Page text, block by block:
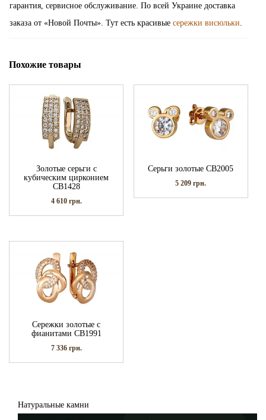
гарантия, сервисное обслуживание. По всей Украине доставка
заказа от «Новой Почты». Тут есть красивые сережки висюльки
Похожие товары
Золотые серьги с
кубическим цирконием
СВ1428
4 610 грн.
Серьги золотые СВ2005
5 209грн.
Сережки золотые с
фианитами СВ1991
7 336 грн.
Натуральные камни